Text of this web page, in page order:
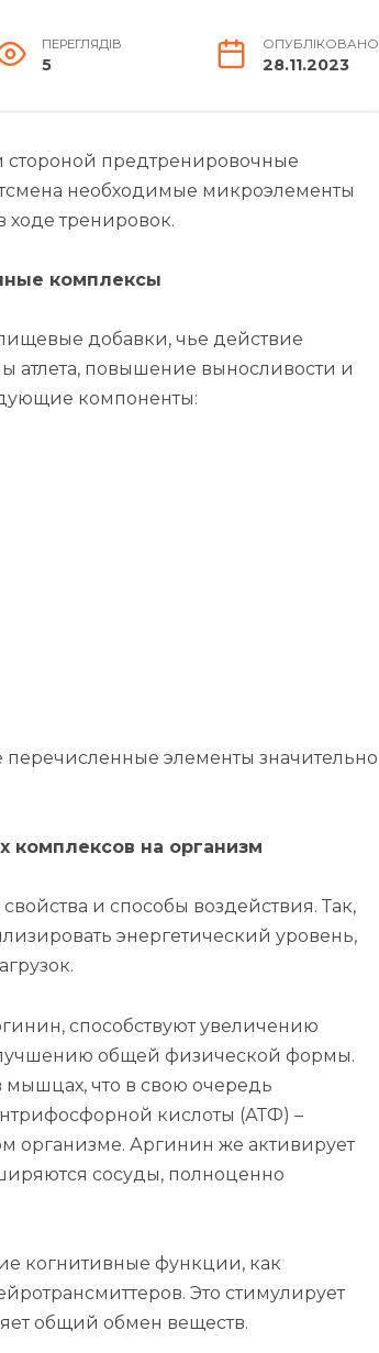
ПЕРЕГЛЯДІВ
5
ОПУБЛІКОВАНО
28.11.2023
стороной предтренировочные
необходимые микроэлементы
ходе тренировок.
комплексы
добавки, чье действие
атлета, повышение выносливости и
компоненты:
элементы значительно
комплексов на организм
и способы воздействия. Так,
энергетический уровень,
способствуют увеличению
общей физической формы.
что в свою очередь
кислоты (АТФ) –
организме. Аргинин же активирует
сосуды, полноценно
когнитивные функции, как
Это стимулирует
общий обмен веществ.